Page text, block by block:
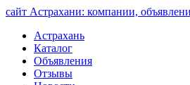
сайт Астрахани: компании,
Астрахань
Каталог
Объявления
Отзывы